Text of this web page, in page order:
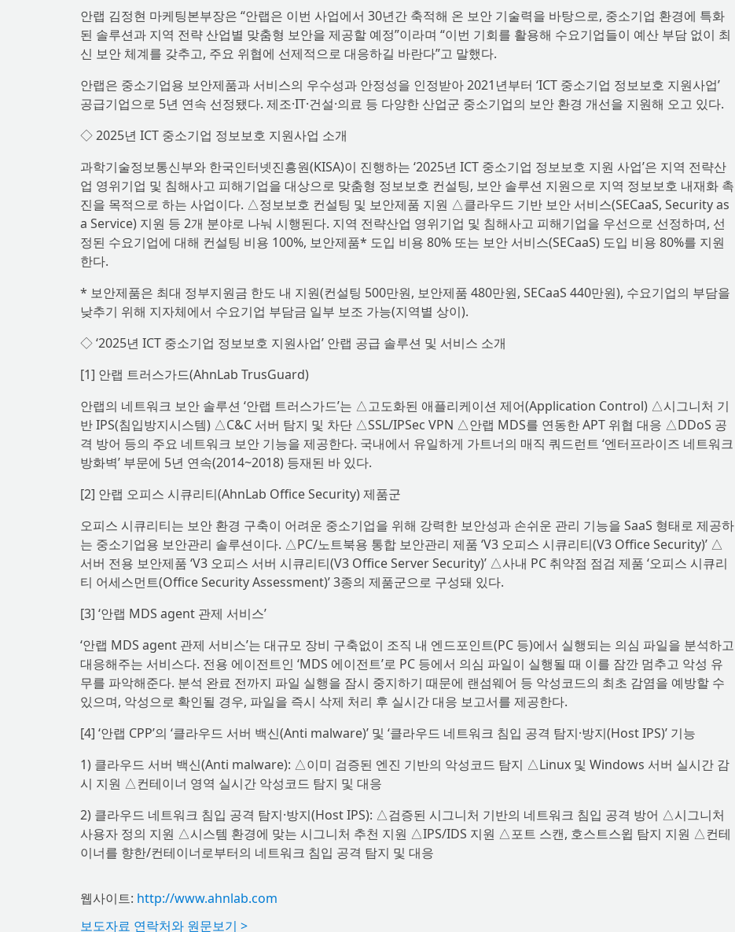
안랩 김정현 마케팅본부장은 “안랩은 이번 사업에서 30년간 축적해 온 보안 기술력을 바탕으로, 중소기업 환경에 특화
된 솔루션과 지역 전략 산업별 맞춤형 보안을 제공할 예정”이라며 “이번 기회를 활용해 수요기업들이 예산 부담 없이 최
신 보안 체계를 갖추고, 주요 위협에 선제적으로 대응하길 바란다”고 말했다.
안랩은 중소기업용 보안제품과 서비스의 우수성과 안정성을 인정받아 2021년부터 ‘ICT 중소기업 정보보호 지원사업’
공급기업으로 5년 연속 선정됐다. 제조·IT·건설·의료 등 다양한 산업군 중소기업의 보안 환경 개선을 지원해 오고 있다.
◇ 2025년 ICT 중소기업 정보보호 지원사업 소개
과학기술정보통신부와 한국인터넷진흥원(KISA)이 진행하는 ‘2025년 ICT 중소기업 정보보호 지원 사업’은 지역 전략산
업 영위기업 및 침해사고 피해기업을 대상으로 맞춤형 정보보호 컨설팅, 보안 솔루션 지원으로 지역 정보보호 내재화 촉
진을 목적으로 하는 사업이다. △정보보호 컨설팅 및 보안제품 지원 △클라우드 기반 보안 서비스(SECaaS, Security as
a Service) 지원 등 2개 분야로 나눠 시행된다. 지역 전략산업 영위기업 및 침해사고 피해기업을 우선으로 선정하며, 선
정된 수요기업에 대해 컨설팅 비용 100%, 보안제품* 도입 비용 80% 또는 보안 서비스(SECaaS) 도입 비용 80%를 지원
한다.
* 보안제품은 최대 정부지원금 한도 내 지원(컨설팅 500만원, 보안제품 480만원, SECaaS 440만원), 수요기업의 부담을
낮추기 위해 지자체에서 수요기업 부담금 일부 보조 가능(지역별 상이).
◇ ‘2025년 ICT 중소기업 정보보호 지원사업’ 안랩 공급 솔루션 및 서비스 소개
[1] 안랩 트러스가드(AhnLab TrusGuard)
안랩의 네트워크 보안 솔루션 ‘안랩 트러스가드’는 △고도화된 애플리케이션 제어(Application Control) △시그니처 기
반 IPS(침입방지시스템) △C&C 서버 탐지 및 차단 △SSL/IPSec VPN △안랩 MDS를 연동한 APT 위협 대응 △DDoS 공
격 방어 등의 주요 네트워크 보안 기능을 제공한다. 국내에서 유일하게 가트너의 매직 쿼드런트 ‘엔터프라이즈 네트워크
방화벽’ 부문에 5년 연속(2014~2018) 등재된 바 있다.
[2] 안랩 오피스 시큐리티(AhnLab Office Security) 제품군
오피스 시큐리티는 보안 환경 구축이 어려운 중소기업을 위해 강력한 보안성과 손쉬운 관리 기능을 SaaS 형태로 제공하
는 중소기업용 보안관리 솔루션이다. △PC/노트북용 통합 보안관리 제품 ‘V3 오피스 시큐리티(V3 Office Security)’ △
서버 전용 보안제품 ‘V3 오피스 서버 시큐리티(V3 Office Server Security)’ △사내 PC 취약점 점검 제품 ‘오피스 시큐리
티 어세스먼트(Office Security Assessment)’ 3종의 제품군으로 구성돼 있다.
[3] ‘안랩 MDS agent 관제 서비스’
‘안랩 MDS agent 관제 서비스’는 대규모 장비 구축없이 조직 내 엔드포인트(PC 등)에서 실행되는 의심 파일을 분석하고
대응해주는 서비스다. 전용 에이전트인 ‘MDS 에이전트’로 PC 등에서 의심 파일이 실행될 때 이를 잠깐 멈추고 악성 유
무를 파악해준다. 분석 완료 전까지 파일 실행을 잠시 중지하기 때문에 랜섬웨어 등 악성코드의 최초 감염을 예방할 수
있으며, 악성으로 확인될 경우, 파일을 즉시 삭제 처리 후 실시간 대응 보고서를 제공한다.
[4] ‘안랩 CPP’의 ‘클라우드 서버 백신(Anti malware)’ 및 ‘클라우드 네트워크 침입 공격 탐지·방지(Host IPS)’ 기능
1) 클라우드 서버 백신(Anti malware): △이미 검증된 엔진 기반의 악성코드 탐지 △Linux 및 Windows 서버 실시간 감
시 지원 △컨테이너 영역 실시간 악성코드 탐지 및 대응
2) 클라우드 네트워크 침입 공격 탐지·방지(Host IPS): △검증된 시그니처 기반의 네트워크 침입 공격 방어 △시그니처
사용자 정의 지원 △시스템 환경에 맞는 시그니처 추천 지원 △IPS/IDS 지원 △포트 스캔, 호스트스윕 탐지 지원 △컨테
이너를 향한/컨테이너로부터의 네트워크 침입 공격 탐지 및 대응
웹사이트: http://www.ahnlab.com
보도자료 연락처와 원문보기 >